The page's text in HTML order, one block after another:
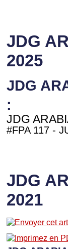
JDG
2025
JDG
:
JDG
#FPA 117 -
JDG
2021